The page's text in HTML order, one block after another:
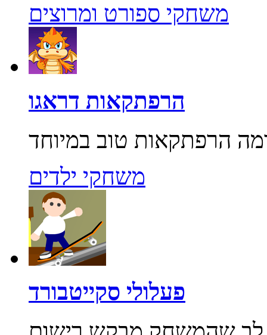
משחקי ספורט ומרוצים
הרפתקאות דראגו
משחקי ילדים
פעלולי סקייטבורד